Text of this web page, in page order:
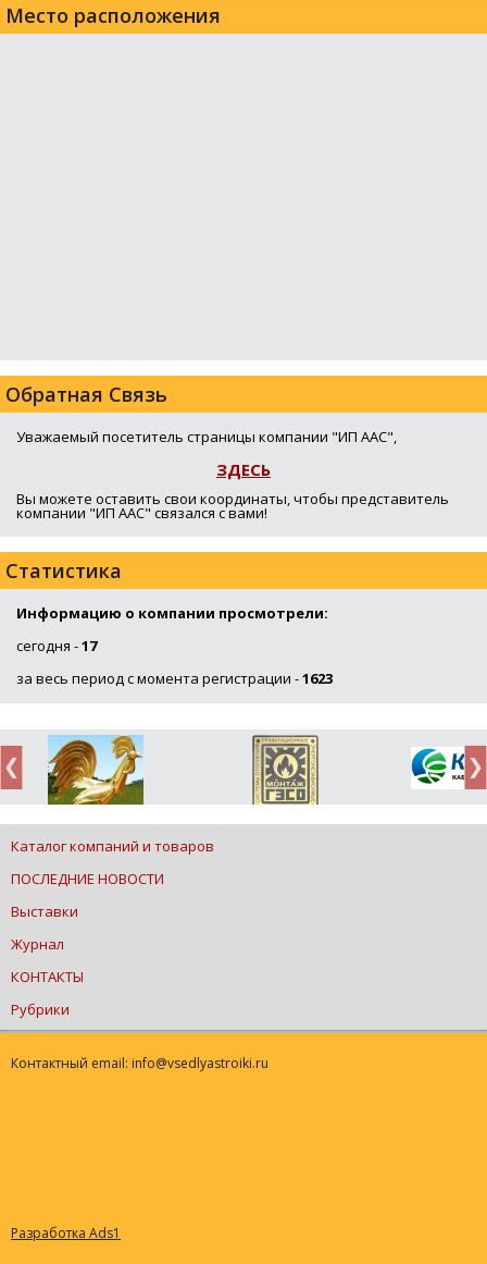
Место расположения
Обратная Связь
Уважаемый посетитель страницы компании "ИП ААС",
ЗДЕСЬ
Вы можете оставить свои координаты, чтобы представитель
компании "ИП ААС" связался с вами!
Статистика
Информацию о компании просмотрели:
сегодня -17
за весь период с момента регистрации -1623
Каталог компаний и товаров
ПОСЛЕДНИЕ НОВОСТИ
Выставки
Журнал
КОНТАКТЫ
Рубрики
Контактный email: info@vsedlyastroiki.ru
Разработка Ads1